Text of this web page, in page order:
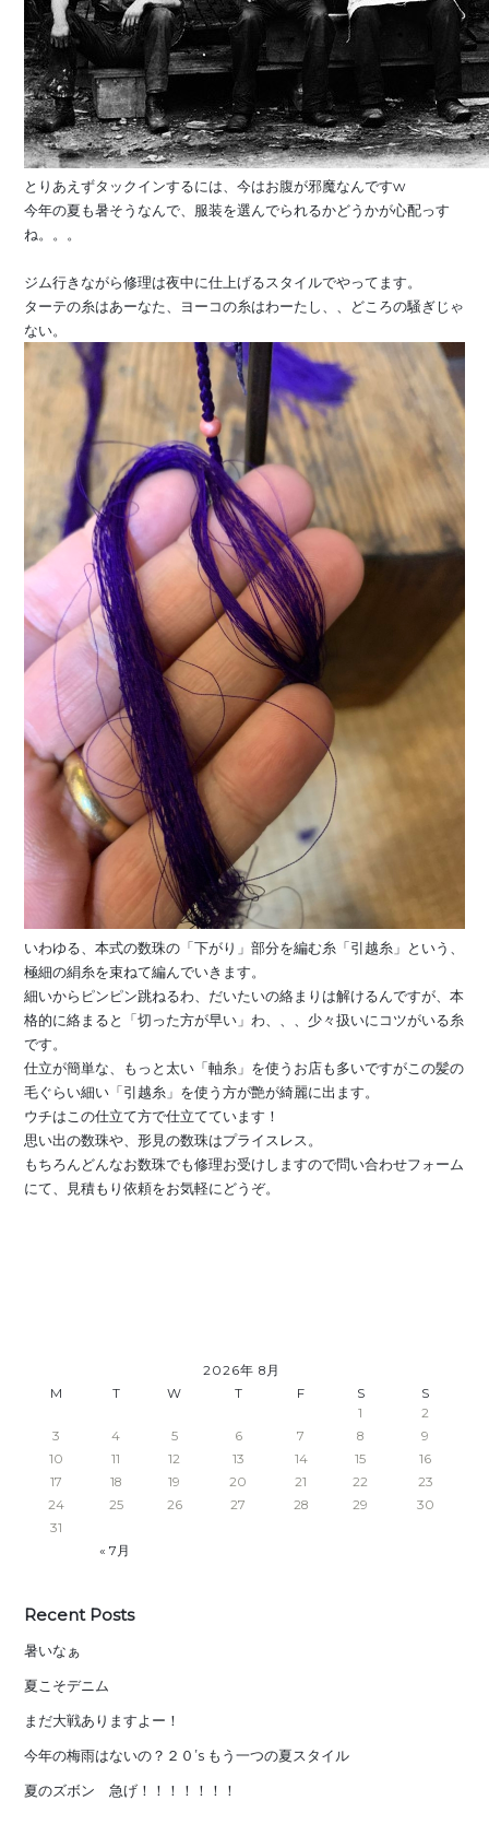
とりあえずタックインするには、今はお腹が邪魔なんですw
今年の夏も暑そうなんで、服装を選んでられるかどうかが心配っす
ね。。。
ジム行きながら修理は夜中に仕上げるスタイルでやってます。
ターテの糸はあーなた、ヨーコの糸はわーたし、、どころの騒ぎじゃ
ない。
いわゆる、本式の数珠の「下がり」部分を編む糸「引越糸」という、
極細の絹糸を束ねて編んでいきます。
細いからピンピン跳ねるわ、だいたいの絡まりは解けるんですが、本
格的に絡まると「切った方が早い」わ、、、少々扱いにコツがいる糸
です。
仕立が簡単な、もっと太い「軸糸」を使うお店も多いですがこの髪の
毛ぐらい細い「引越糸」を使う方が艶が綺麗に出ます。
ウチはこの仕立て方で仕立てています！
思い出の数珠や、形見の数珠はプライスレス。
もちろんどんなお数珠でも修理お受けしますので問い合わせフォーム
にて、見積もり依頼をお気軽にどうぞ。
2026年 8月
M
T W T F S S
« 7月
1
2
3
4 5 6 7 8
9
10
11 12 13 14 15
16
17
18 19 20 21 22
23
24
25 26 27 28 29
30
31
Recent Posts
暑いなぁ
夏こそデニム
まだ大戦ありますよー！
今年の梅雨はないの？２０’s もう一つの夏スタイル
夏のズボン 急げ！！！！！！！